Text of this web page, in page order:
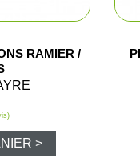
RAMIER /
>